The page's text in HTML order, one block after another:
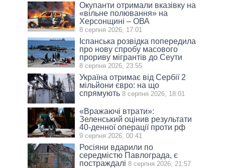
Окупанти отримали вказівку на
«вільне полювання» на
Херсонщині – ОВА
8 серпня 2026, 17:01
Іспанська розвідка попередила
про нову спробу масового
прориву мігрантів до Сеути
8 серпня 2026, 23:55
Україна отримає від Сербії 2
мільйони євро: на що
спрямують 8 серпня 2026, 18:01
«Вражаючі втрати»:
Зеленський оцінив результати
40-денної операції проти рф
9 серпня 2026, 00:41
Росіяни вдарили по
середмістю Павлограда, є
постраждалі 8 серпня 2026, 21:57